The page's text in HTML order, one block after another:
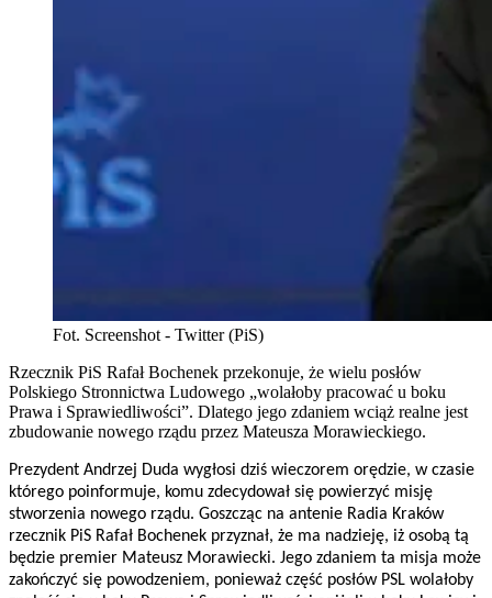
Fot. Screenshot - Twitter (PiS)
Rzecznik PiS Rafał Bochenek przekonuje, że wielu posłów
Polskiego Stronnictwa Ludowego „wolałoby pracować u boku
Prawa i Sprawiedliwości”. Dlatego jego zdaniem wciąż realne jest
zbudowanie nowego rządu przez Mateusza Morawieckiego.
Prezydent Andrzej Duda wygłosi dziś wieczorem orędzie, w czasie
którego poinformuje, komu zdecydował się powierzyć misję
stworzenia nowego rządu. Goszcząc na antenie Radia Kraków
rzecznik PiS Rafał Bochenek przyznał, że ma nadzieję, iż osobą tą
będzie premier Mateusz Morawiecki. Jego zdaniem ta misja może
zakończyć się powodzeniem, ponieważ część posłów PSL wolałoby